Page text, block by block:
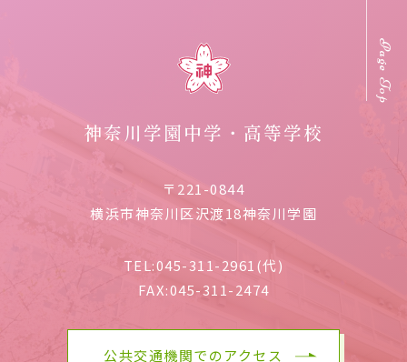
神奈川学園中学・高等学校
〒221-0844
横浜市神奈川区沢渡18神奈川学園
TEL:045-311-2961(代)
FAX:045-311-2474
公共交通機関でのアクセス
Page Top